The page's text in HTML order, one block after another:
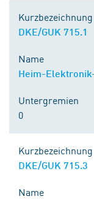
Kurzbezeichnung
DKE/GUK 715.1
Name
Heim-
Untergremien
0
Kurzbezeichnung
DKE/GUK 715.3
Name